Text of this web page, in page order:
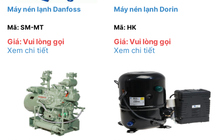
Máy nén lạnh Danfoss
Mã: SM-MT
Giá: Vui lòng gọi
Xem chi tiết
Máy nén lạnh Dorin
Mã: HK
Giá: Vui lòng gọi
Xem chi tiết